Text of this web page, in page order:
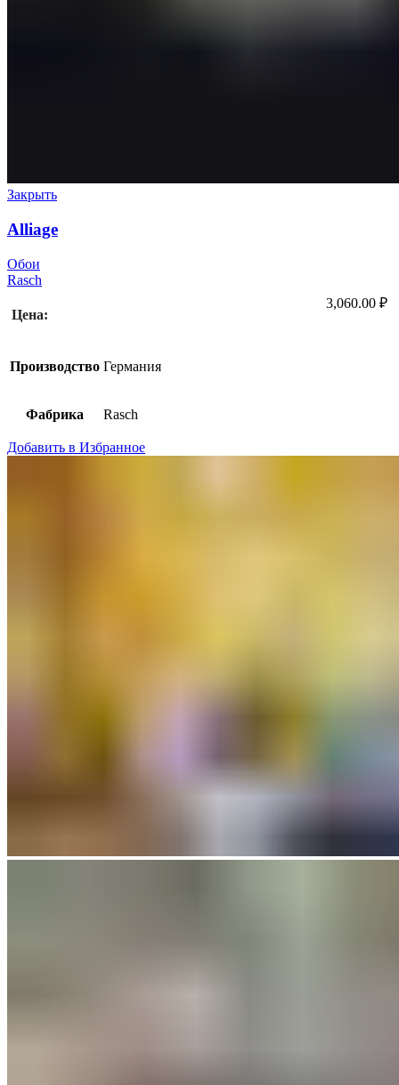
Закрыть
Alliage
Обои
Rasch
Цена:
3,060.00 ₽
Производство Германия
Фабрика Rasch
Добавить в Избранное